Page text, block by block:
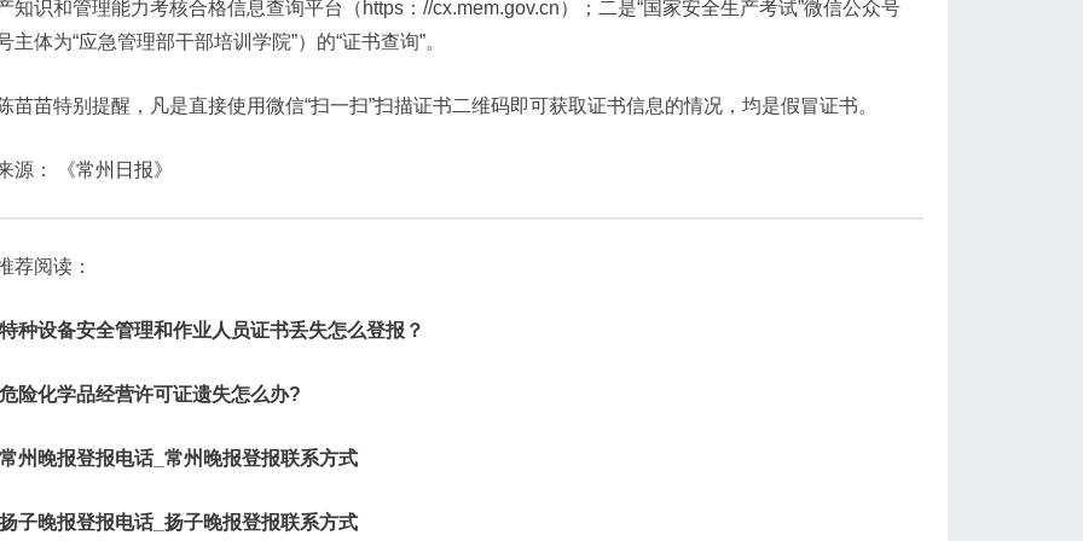
知识和管理能力考核合格信息查询平台（https：//cx.mem.gov.cn）；二是“国家安全生产考试”微信公众号
主体为“应急管理部干部培训学院”）的“证书查询”。
苗苗特别提醒，凡是直接使用微信“扫一扫”扫描证书二维码即可获取证书信息的情况，均是假冒证书。
源： 《常州日报》
荐阅读：
特种设备安全管理和作业人员证书丢失怎么登报？
危险化学品经营许可证遗失怎么办?
常州晚报登报电话_常州晚报登报联系方式
扬子晚报登报电话_扬子晚报登报联系方式